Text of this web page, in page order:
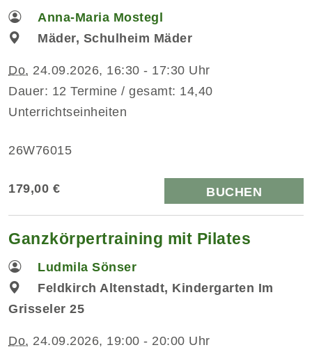
Anna-Maria Mostegl
Mäder, Schulheim Mäder
Do. 24.09.2026, 16:30 - 17:30 Uhr
Dauer: 12 Termine / gesamt: 14,40
Unterrichtseinheiten
26W76015
179,00 € BUCHEN
Ganzkörpertraining mit Pilates
Ludmila Sönser
Feldkirch Altenstadt, Kindergarten Im
Grisseler 25
Do. 24.09.2026, 19:00 - 20:00 Uhr